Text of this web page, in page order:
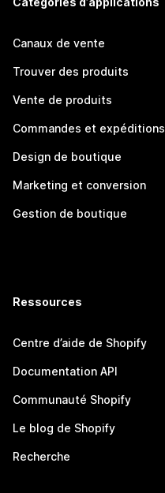
Canaux de vente
Trouver des produits
Vente de produits
Commandes et expéditions
Design de boutique
Marketing et conversion
Gestion de boutique
Ressources
Centre d’aide de Shopify
Documentation API
Communauté Shopify
Le blog de Shopify
Recherche